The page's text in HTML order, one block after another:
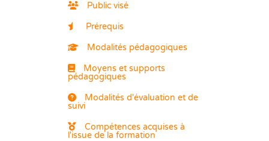
Public visé
Prérequis
Modalités pédagogiques
Moyens et supports
pédagogiques
Modalités d'évaluation et de
suivi
Compétences acquises à
l'issue de la formation